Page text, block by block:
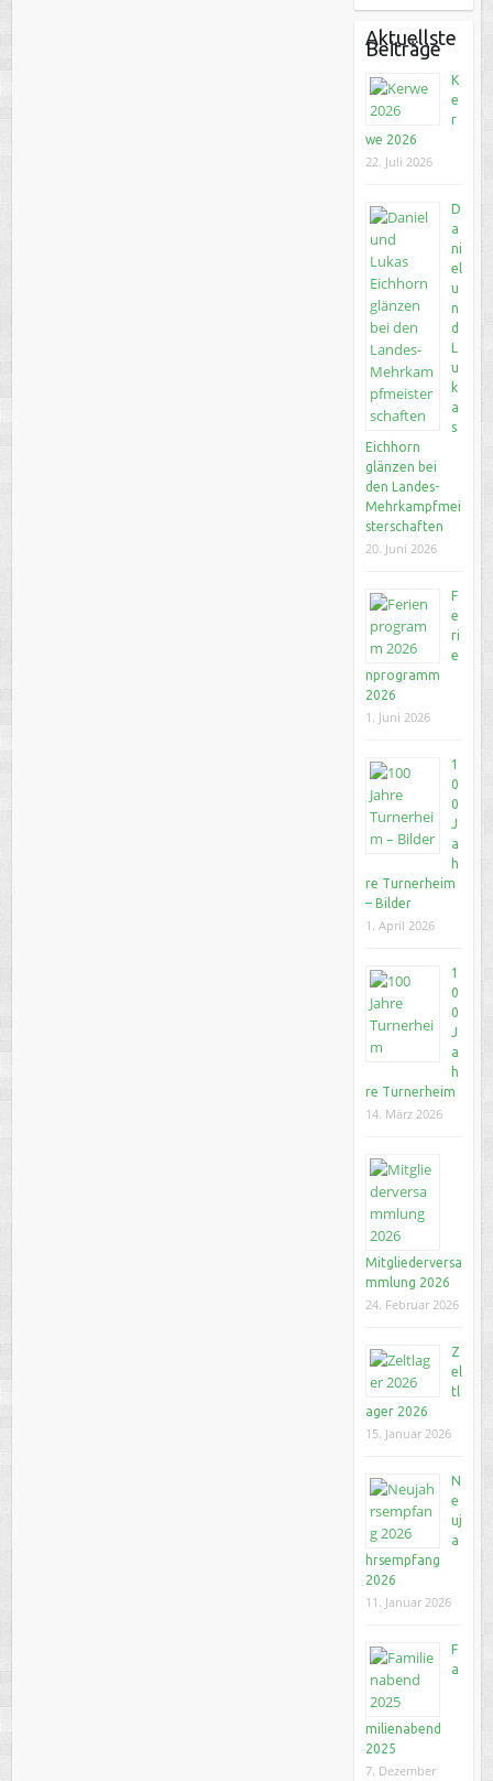
Aktuellste
Beiträge
K
e
r
we 2026
22. Juli 2026
D
a
ni
el
u
n
d
u
k
a
s
Eichhorn
glänzen bei
den Landes-
Mehrkampfmei
sterschaften
20. Juni 2026
F
e
ri
e
nprogramm
2026
1. Juni 2026
1
0
0
J
a
h
re Turnerheim
– Bilder
1. April 2026
1
0
0
J
a
h
re Turnerheim
14. März 2026
Mitgliederversa
mmlung 2026
24. Februar 2026
Z
el
tl
ager 2026
15. Januar 2026
N
e
uj
a
hrsempfang
2026
11. Januar 2026
F
a
milienabend
2025
7. Dezember